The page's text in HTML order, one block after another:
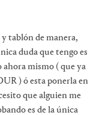
y tablón de manera,
duda que tengo es
mismo ( que ya
) ó esta ponerla en
que alguien me
es de la única